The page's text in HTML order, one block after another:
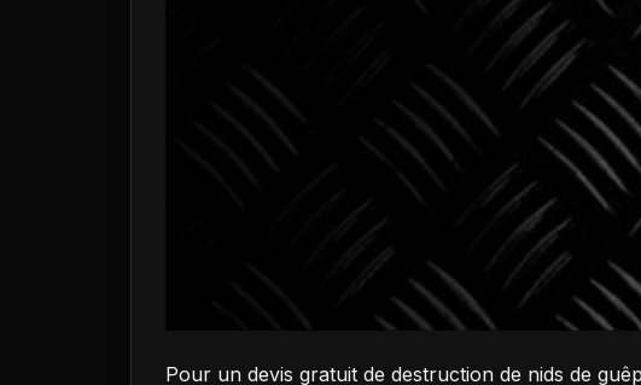
Pour un devis gratuit de destruction de nids de